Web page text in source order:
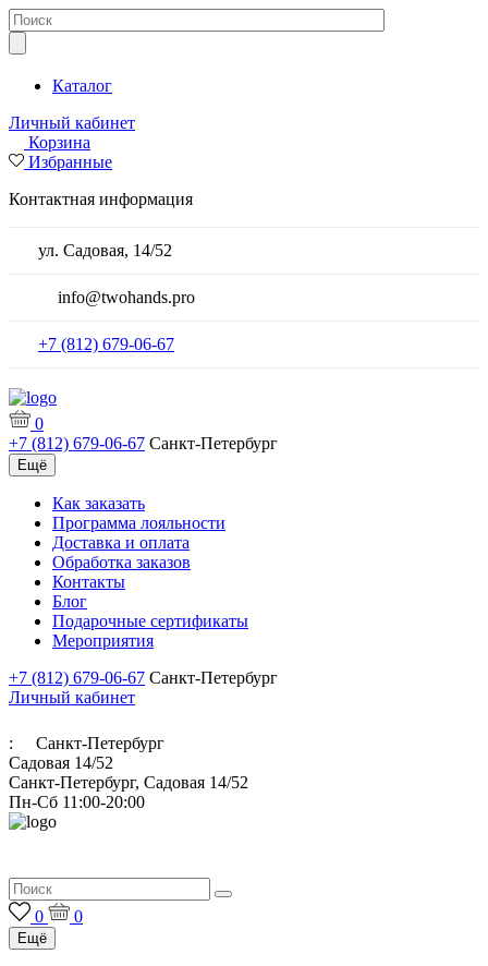
Каталог
Личный кабинет
Корзина
Избранные
Контактная информация
ул. Садовая, 14/52
info@twohands.pro
+7 (812) 679-06-67
0
+7 (812) 679-06-67 Санкт-Петербург
Ещё
Как заказать
Программа лояльности
Доставка и оплата
Обработка заказов
Контакты
Блог
Подарочные сертификаты
Мероприятия
+7 (812) 679-06-67 Санкт-Петербург
Личный кабинет
:
Санкт-Петербург
Садовая 14/52
Санкт-Петербург, Садовая 14/52
Пн-Сб 11:00-20:00
0 0
Ещё